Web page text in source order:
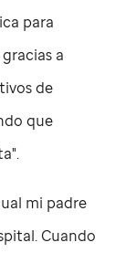
para
a
de
que
mi padre
Cuando